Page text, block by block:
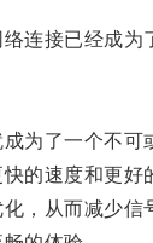
接已经成为
为了一个不可
的速度和更好
从而减少信